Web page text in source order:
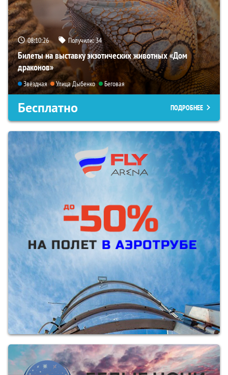
08:10:25 Получили:34
Билеты на выставку экзотических животных «Дом
драконов»
Звёздная Улица Дыбенко Беговая
Бесплатно ПОДРОБНЕЕ